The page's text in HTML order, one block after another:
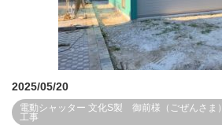
2025/05/20
電動シャッター 文化S製 御前様（ごぜんさま）
工事